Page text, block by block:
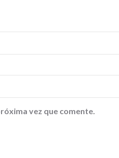
vez que comente.